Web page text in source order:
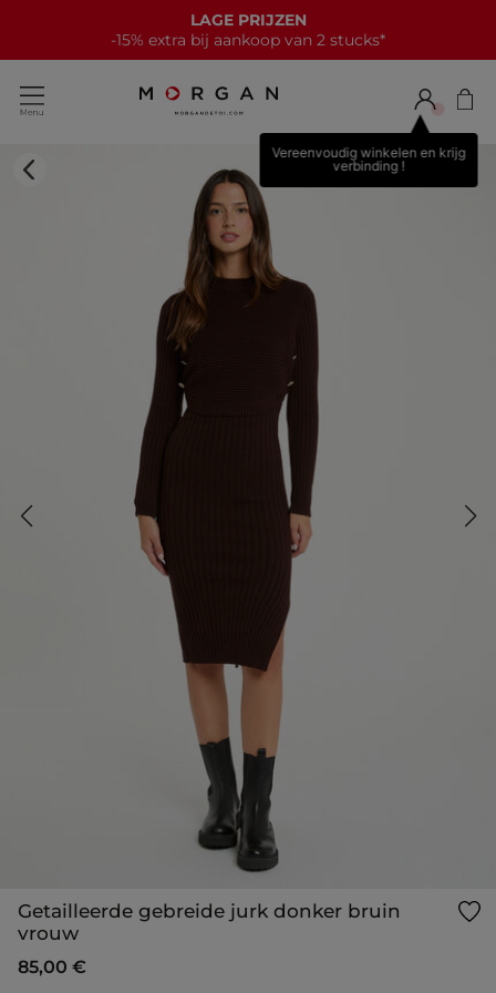
LAGE PRIJZEN
-15% extra bij aankoop van 2 stucks*
Vereenvoudig winkelen en krijg
verbinding !
Getailleerde gebreide jurk donker bruin
vrouw
85,00 €